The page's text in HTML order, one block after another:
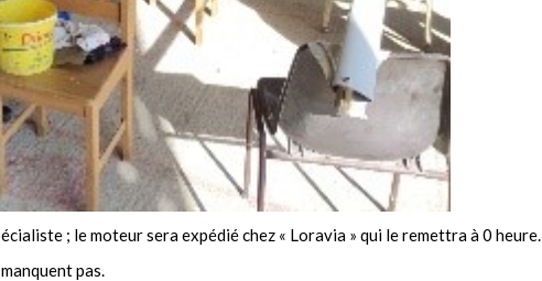
; le moteur sera expédié chez « Loravia » qui le remettra à 0 heure.
pas.